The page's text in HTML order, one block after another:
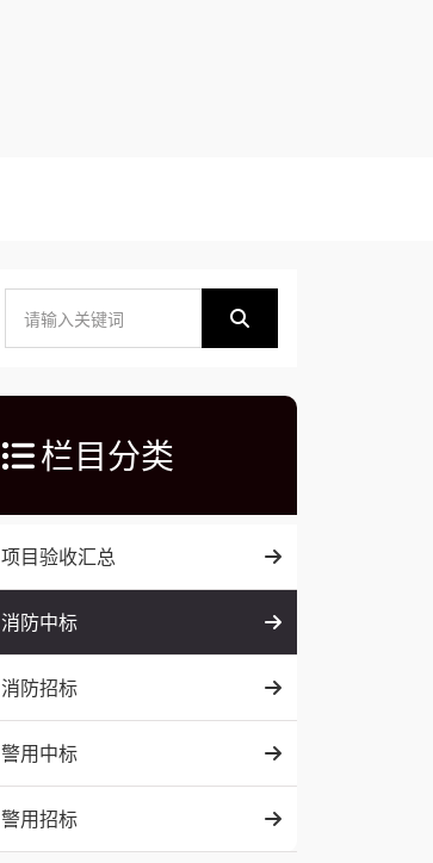
栏目分类
项目验收汇总
消防中标
消防招标
警用中标
警用招标